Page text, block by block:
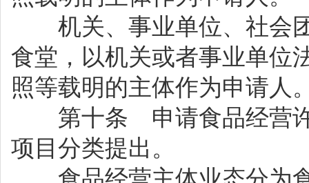
机关、事业单位、社会团
食堂，以机关或者事业单位
照等载明的主体作为申请人
第十条 申请食品经营许
项目分类提出。